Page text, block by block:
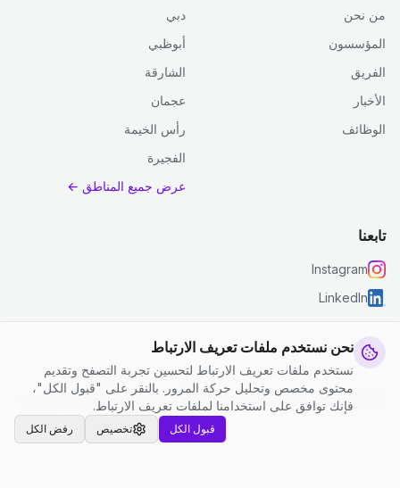
نحن نستخدم ملفات تعريف الارتباط
نستخدم ملفات تعريف الارتباط لتحسين تجربة التصفح وتقديم
محتوى مخصص وتحليل حركة المرور. بالنقر على "قبول الكل"،
فإنك توافق على استخدامنا لملفات تعريف الارتباط.
رفض الكل تخصيص قبول الكل
من نحن
المؤسسون
الفريق
الأخبار
الوظائف
دبي
أبوظبي
الشارقة
عجمان
رأس الخيمة
الفجيرة
عرض جميع المناطق ←
تابعنا
Instagram
LinkedIn
© 2026 جست كلين. جميع الحقوق محفوظة.
سياسة الخصوصية
الشروط والأحكام | إعدادات ملفات تعريف الارتباط